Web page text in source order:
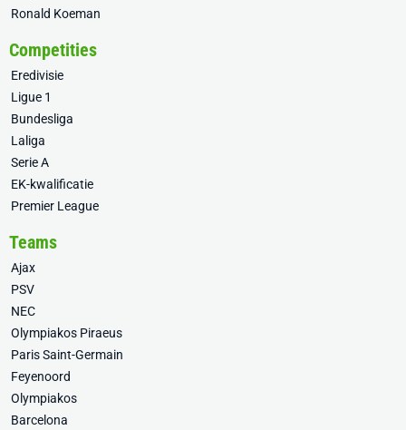
Ronald Koeman
Competities
Eredivisie
Ligue 1
Bundesliga
Laliga
Serie A
EK-kwalificatie
Premier League
Teams
Ajax
PSV
NEC
Olympiakos Piraeus
Paris Saint-Germain
Feyenoord
Olympiakos
Barcelona